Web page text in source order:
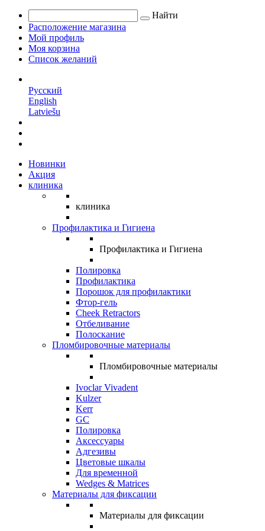
Найти
Расположение магазина
Мой профиль
Моя корзина
Список желаний
Русский
English
Latviešu
Новинки
Акция
клиника
клиника
Профилактика и Гигиена
Профилактика и Гигиена
Полировка
Профилактика
Порошок для профилактики
Фтор-гель
Cheek Retractors
Отбеливание
Полоскание
Пломбировочные материалы
Пломбировочные материалы
Ivoclar Vivadent
Kulzer
Kerr
GC
Полировка
Аксессуары
Адгезивы
Цветовые шкалы
Для временной
Wedges & Matrices
Материалы для фиксации
Материалы для фиксации